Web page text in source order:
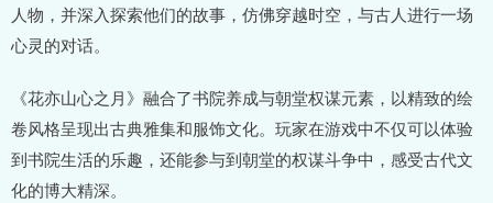
人物，并深入探索他们的故事，仿佛穿越时空，与古人进行一场
心灵的对话。
《花亦山心之月》融合了书院养成与朝堂权谋元素，以精致的绘
卷风格呈现出古典雅集和服饰文化。玩家在游戏中不仅可以体验
到书院生活的乐趣，还能参与到朝堂的权谋斗争中，感受古代文
化的博大精深。